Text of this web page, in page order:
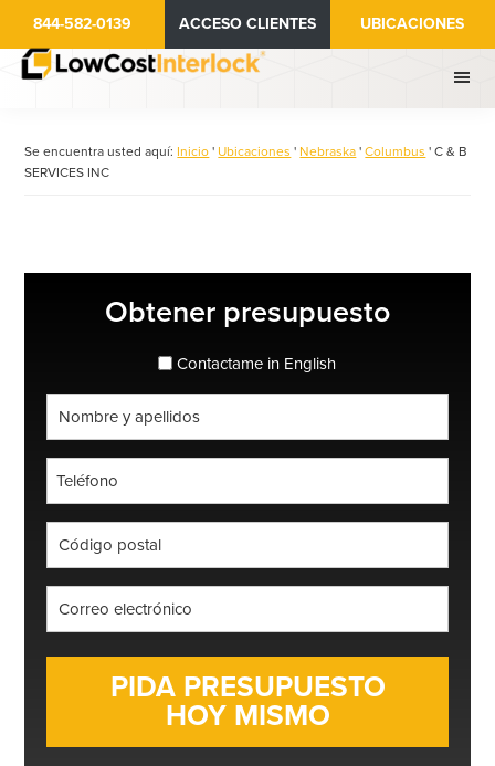
contenido
844-582-0139 ACCESO CLIENTES UBICACIONES
Se encuentra usted aquí: Inicio ' Ubicaciones ' Nebraska ' Columbus ' C & B
SERVICES INC
lateralObtener presupuesto
espanol_espanol
Contactame in English
*
*